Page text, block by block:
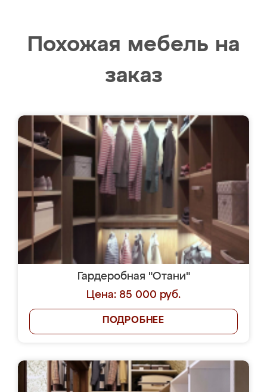
Похожая мебель на
заказ
Гардеробная "Отани"
Цена: 85 000 руб.
ПОДРОБНЕЕ